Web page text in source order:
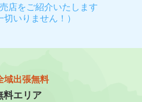
店をご紹介いたします
切いりません！）
域出張無料
料エリア